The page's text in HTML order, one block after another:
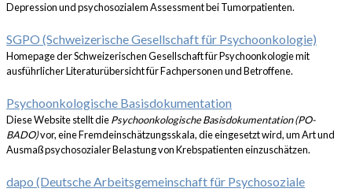
Depression und psychosozialem Assessment bei Tumorpatienten.
SGPO (Schweizerische Gesellschaft für Psychoonkologie)
Homepage der Schweizerischen Gesellschaft für Psychoonkologie mit
ausführlicher Literaturübersicht für Fachpersonen und Betroffene.
Psychoonkologische Basisdokumentation
Diese Website stellt diePsychoonkologische Basisdokumentation (PO-
BADO)vor, eine Fremdeinschätzungsskala, die eingesetzt wird, um Art und
Ausmaß psychosozialer Belastung von Krebspatienten einzuschätzen.
dapo (Deutsche Arbeitsgemeinschaft für Psychosoziale